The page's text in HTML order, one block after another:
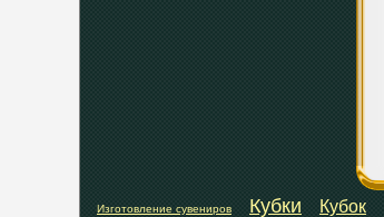
Изготовление сувениров Кубки Кубок